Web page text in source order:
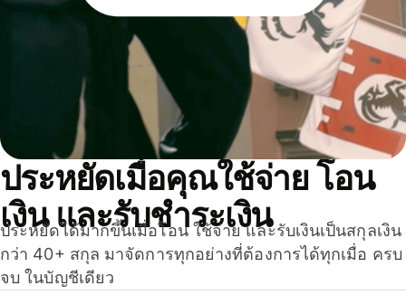
ประหยัดเมื่อคุณใช้จ่าย โอน
เงิน และรับชำระเงิน
ประหยัดได้มากขึ้นเมื่อโอน ใช้จ่าย และรับเงินเป็นสกุลเงิน
กว่า 40+ สกุล มาจัดการทุกอย่างที่ต้องการได้ทุกเมื่อ ครบ
จบ ในบัญชีเดียว